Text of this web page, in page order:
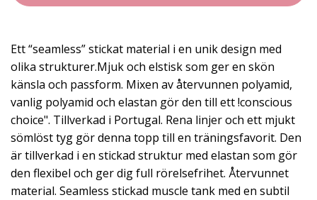
Ett “seamless” stickat material i en unik design med
olika strukturer.Mjuk och elstisk som ger en skön
känsla och passform. Mixen av återvunnen polyamid,
vanlig polyamid och elastan gör den till ett !conscious
choice". Tillverkad i Portugal. Rena linjer och ett mjukt
sömlöst tyg gör denna topp till en träningsfavorit. Den
är tillverkad i en stickad struktur med elastan som gör
den flexibel och ger dig full rörelsefrihet. Återvunnet
material. Seamless stickad muscle tank med en subtil